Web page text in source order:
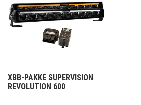
XBB-PAKKE SUPERVISION
REVOLUTION 600